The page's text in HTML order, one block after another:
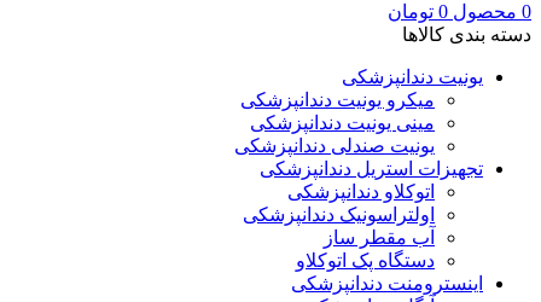
0 محصول 0 تومان
دسته بندی کالاها
یونیت دندانپزشکی
میکرو یونیت دندانپزشکی
مینی یونیت دندانپزشکی
یونیت صندلی دندانپزشکی
تجهیزات استریل دندانپزشکی
اتوکلاو دندانپزشکی
اولتراسونیک دندانپزشکی
آب مقطر ساز
دستگاه پک اتوکلاو
اینسترومنت دندانپزشکی